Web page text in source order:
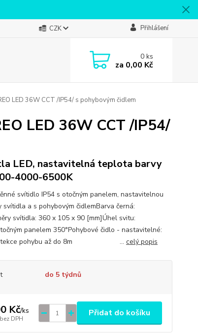
CZK Přihlášení
0ks
za 0,00 Kč
LED 36W CCT /IP54/ s pohybovým čidlem
LED 36W CCT /IP54/
LED, nastavitelná teplota barvy
4000-6500K
svítidlo IP54 s otočným panelem, nastavitelnou
a s pohybovým čidlemBarva černá:
svítidla: 360 x 105 x 90 [mm]Úhel svitu:
panelem 350°Pohybové čidlo - nastavitelné:
detekce pohybu až do 8m ... celý popis
do 5 týdnů
Kč/ks
bez DPH
Přidat do košíku